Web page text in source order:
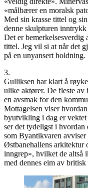
«målbærer en moralsk
Med sin krasse tittel og
denne skulpturen
Det er bemerkelsesverdig
tittel. Jeg vil si at når det
på en unyansert holdning.
3.
Gulliksen har klart å
ulike aktører. De fleste
en avsmak for den
Mottagelsen viser
byutvikling i dag er
ser det tydeligst i
som Byantikvaren
Østbanehallens arkitektur
inngrep», hvilket de altså
med dennes eim av